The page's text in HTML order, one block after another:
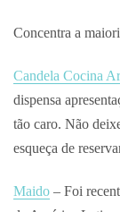
Concentra a
Candela Cocina
dispensa
tão caro. Não
esqueça de
Maido – Foi